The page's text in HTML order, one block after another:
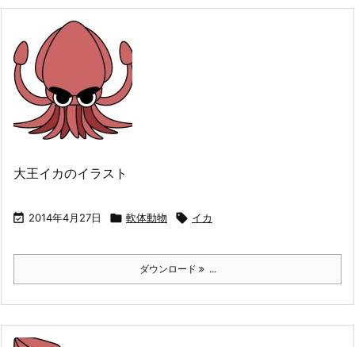
大王イカのイラスト
 2014年4月27日  軟体動物  イカ
ダウンロード ...